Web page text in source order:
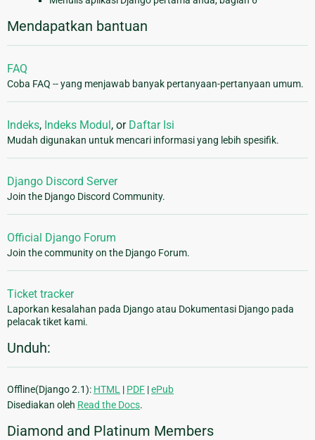
Mendapatkan bantuan
FAQ
Coba FAQ -- yang menjawab banyak pertanyaan-pertanyaan umum.
Indeks, Indeks Modul, or Daftar Isi
Mudah digunakan untuk mencari informasi yang lebih spesifik.
Django Discord Server
Join the Django Discord Community.
Official Django Forum
Join the community on the Django Forum.
Ticket tracker
Laporkan kesalahan pada Django atau Dokumentasi Django pada
pelacak tiket kami.
Unduh:
Offline(Django 2.1): HTML | PDF |ePub
Disediakan oleh Read the Docs.
Diamond and Platinum Members